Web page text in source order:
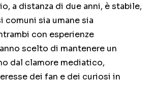
a distanza di due anni, è stabile,
comuni sia umane sia
con esperienze
scelto di mantenere un
dal clamore mediatico,
dei fan e dei curiosi in